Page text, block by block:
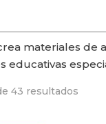
crea materiales
educativas
43 resultados